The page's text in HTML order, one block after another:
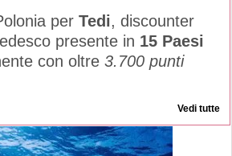
per Tedi, discounter
presente in 15 Paesi
con oltre 3.700 punti
Vedi tutte